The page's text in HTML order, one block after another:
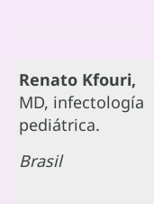
Renato Kfouri,
MD, infectología
pediátrica.
Brasil